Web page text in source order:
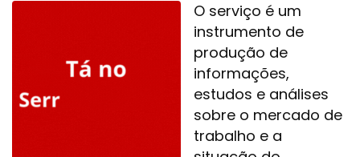
O serviço é um
instrumento de
produção de
informações,
estudos e análises
sobre o mercado de
trabalho e a